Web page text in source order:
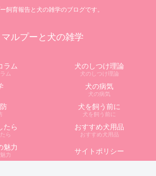
飼育報告と犬の雑学のブログです。
マルプーと犬の雑学
ラム
ム
犬のしつけ理論
犬のしつけ理論
犬の病気
犬の病気
犬を飼う前に
犬を飼う前に
たら
ら
おすすめ犬用品
おすすめ犬用品
魅力
力 サイトポリシー